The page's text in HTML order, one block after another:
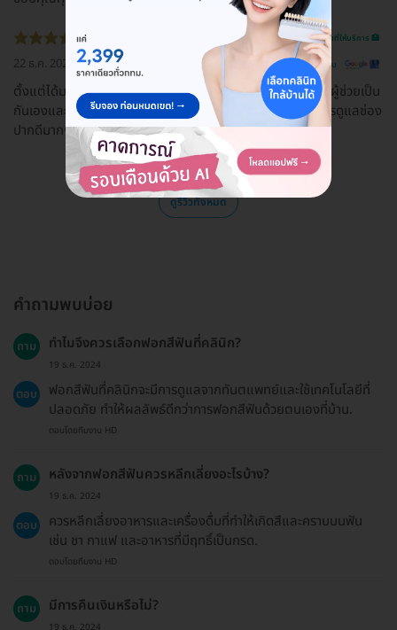
รีวิวสถานที่ให้บริการ 🏥
22 ธ.ค. 2022 ดูรีวิวต้นฉบับ
ตั้งแต่ได้มารู้จักและรักษาที่นี่ก็ไม่เคยไปทำที่อื่นอีกเลย หมอและผู้ช่วยเป็น
กันเองและน่ารักมาก คุณหมอรักษาและให้ความรู้และสอนวิธีการดูแลช่อง
ปากดีมากๆค่ะ
ดูรีวิวทั้งหมด
คำถามพบบ่อย
ถาม ทำไมจึงควรเลือกฟอกสีฟันที่คลินิก?
19 ธ.ค. 2024
ตอบ
ฟอกสีฟันที่คลินิกจะมีการดูแลจากทันตแพทย์และใช้เทคโนโลยีที่
ปลอดภัย ทำให้ผลลัพธ์ดีกว่าการฟอกสีฟันด้วยตนเองที่บ้าน.
ตอบโดยทีมงาน HD
ถาม หลังจากฟอกสีฟันควรหลีกเลี่ยงอะไรบ้าง?
19 ธ.ค. 2024
ตอบ
ควรหลีกเลี่ยงอาหารและเครื่องดื่มที่ทำให้เกิดสีและคราบบนฟัน
เช่น ชา กาแฟ และอาหารที่มีฤทธิ์เป็นกรด.
ตอบโดยทีมงาน HD
ถาม มีการคืนเงินหรือไม่?
19 ธ.ค. 2024